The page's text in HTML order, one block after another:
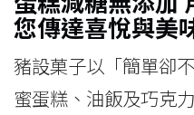
您傳達喜悅與美
豬設菓子以「簡單卻
蜜蛋糕、油飯及巧克